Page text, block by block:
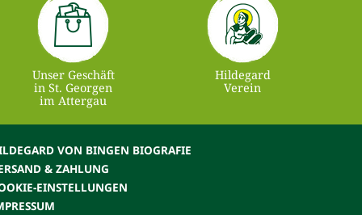
Unser Geschäft
in St. Georgen
im Attergau
Hildegard
Verein
VON BINGEN BIOGRAFIE
& ZAHLUNG
EINSTELLUNGEN